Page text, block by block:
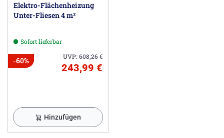
Elektro-Flächenheizung
Unter-Fliesen 4 m²
Sofort lieferbar
UVP:608,26€
-60%
243,99 €
Hinzufügen